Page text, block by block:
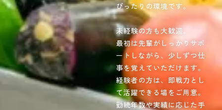
ぴったりの環境です。
未経験の方も大歓迎。
最初は先輩がしっかりサポ
ートしながら、少しずつ仕
事を覚えていただけます。
経験者の方は、即戦力とし
て活躍できる場をご用意。
勤続年数や実績に応じた手